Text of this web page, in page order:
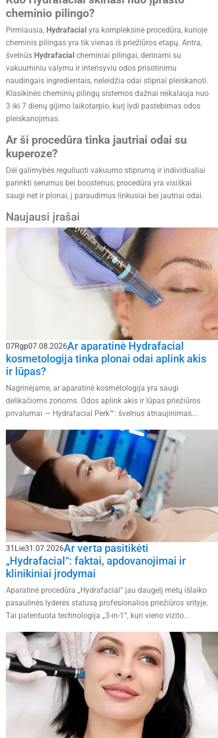
cheminio pilingo?
Pirmiausia, Hydrafacial yra kompleksinė procedūra, kurioje
cheminis pilingas yra tik vienas iš priežiūros etapų. Antra,
švelnūs Hydrafacial cheminiai pilingai, derinami su
vakuuminiu valymu ir intensyviu odos prisotinimu
naudingais ingredientais, neleidžia odai stipriai pleiskanoti.
Klasikinės cheminių pilingų sistemos dažnai reikalauja nuo
3 iki 7 dienų gijimo laikotarpio, kurį lydi pastebimas odos
pleiskanojimas.
Ar ši procedūra tinka jautriai odai su
kuperoze?
Dėl galimybės reguliuoti vakuumo stiprumą ir individualiai
parinkti serumus bei boosterius, procedūra yra visiškai
saugi net ir plonai, į paraudimus linkusiai bei jautriai odai.
Naujausi įrašai
07Rgp07.08.2026Ar aparatinė Hydrafacial
kosmetologija tinka plonai odai aplink akis
ir lūpas?
Nagrinėjame, ar aparatinė kosmetologija yra saugi
delikačioms zonoms. Odos aplink akis ir lūpas priežiūros
privalumai — Hydrafacial Perk™: švelnus atnaujinimas...
31 Lie31.07.2026Ar verta pasitikėti
„Hydrafacial“: faktai, apdovanojimai ir
klinikiniai įrodymai
Aparatinė procedūra „Hydrafacial“ jau daugelį metų išlaiko
pasaulinės lyderės statusą profesionalios priežiūros srityje.
Tai patentuota technologija „3-in-1“, kuri vieno vizito...